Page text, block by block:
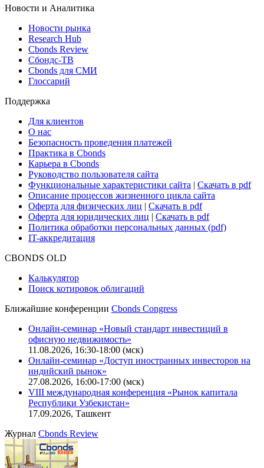
ETF & Funds
Поиск ETF & Funds
Новости и Аналитика
Новости рынка
Research Hub
Cbonds Review
Сбондс-ТВ
Глоссарий
Поддержка
Для клиентов
О нас
Безопасность проведения платежей
Практика в Cbonds
Карьера в Cbonds
Руководство пользователя сайта
Функциональные характеристики сайта|Скачать в pdf
Описание процессов жизненного цикла сайта
Оферта для физических лиц
Оферта для юридических лиц
IT-аккредитация
Поиск котировок облигаций
Ближайшие конференцииCbonds Congress
Онлайн-семинар «Новый стандарт инвестиций в
офисную недвижимость»
11.08.2026, 16:30-18:00 (мск)
Онлайн-семинар «Доступ иностранных инвесторов на
индийский рынок»
VIII международная конференция «Рынок капитала
Республики Узбекистан»
17.09.2026, Ташкент